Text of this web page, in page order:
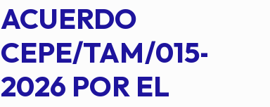
ACUERDO
CEPE/TAM/015-
2026 POR EL